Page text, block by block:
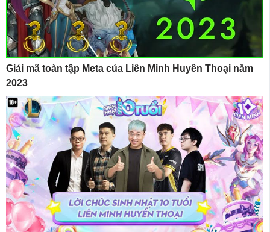
Giải mã toàn tập Meta của Liên Minh Huyền Thoại năm
2023